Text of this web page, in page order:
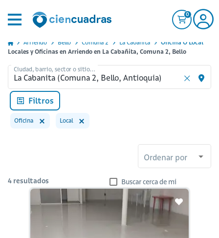
0
Arriendo Bello Comuna 2 La Cabanita
Oficina O Local
Locales y Oficinas en Arriendo en La Cabañita, Comuna 2, Bello
Ciudad, barrio, sector o sitio...
Filtros
Oficina Local
Ordenar por
4 resultados Buscar cerca de mi